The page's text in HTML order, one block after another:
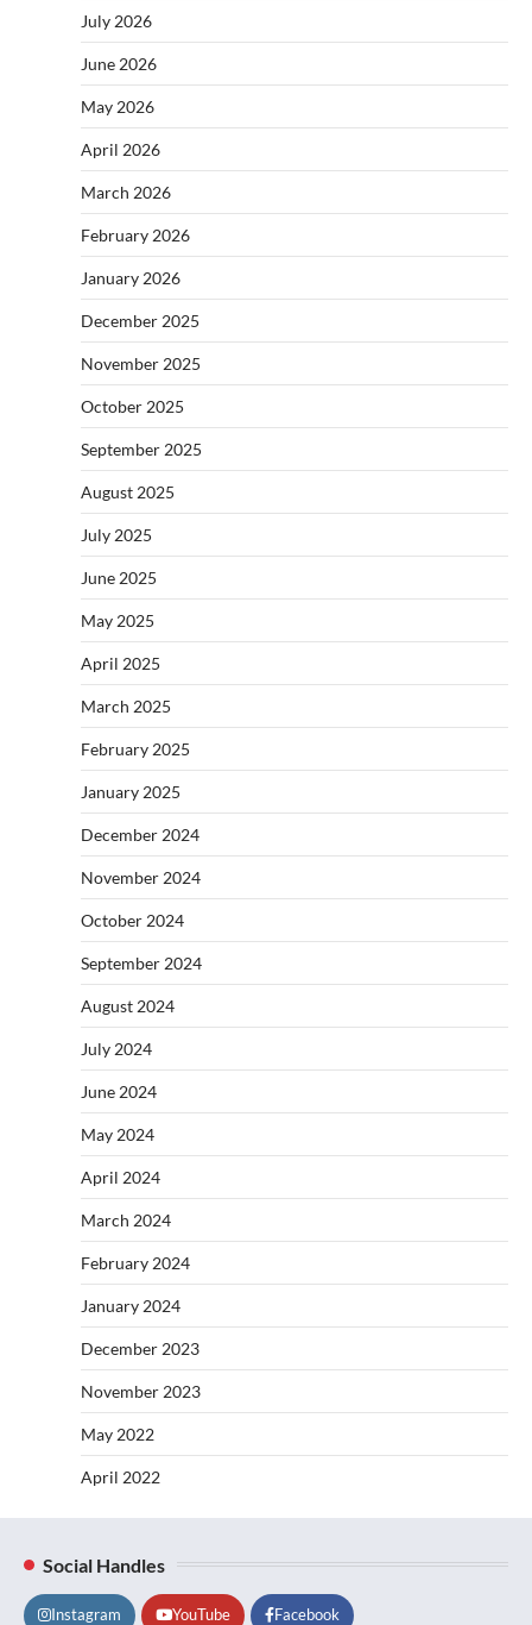
July 2026
June 2026
May 2026
April 2026
March 2026
February 2026
January 2026
December 2025
November 2025
October 2025
September 2025
August 2025
July 2025
June 2025
May 2025
April 2025
March 2025
February 2025
January 2025
December 2024
November 2024
October 2024
September 2024
August 2024
July 2024
June 2024
May 2024
April 2024
March 2024
February 2024
January 2024
December 2023
November 2023
May 2022
April 2022
Social Handles
Instagram YouTube Facebook